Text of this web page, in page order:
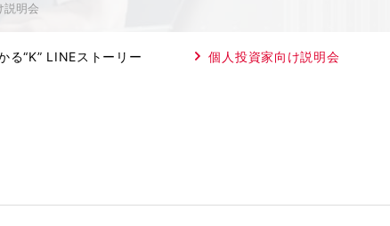
説明会
る“K” LINEストーリー 個人投資家向け説明会